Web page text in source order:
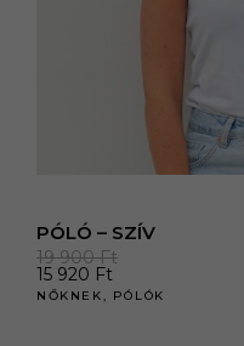
PÓLÓ – SZÍV
19 900Ft
15 920 Ft
NŐKNEK, PÓLÓK